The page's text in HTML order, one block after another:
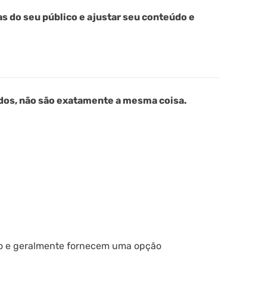
do seu público e ajustar seu conteúdo e
não são exatamente a mesma coisa.
geralmente fornecem uma opção